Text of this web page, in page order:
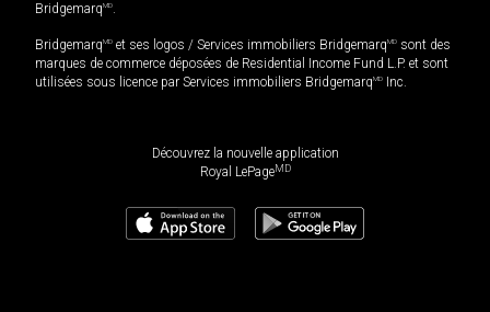
BridgemarqMD.
BridgemarqMD et ses logos / Services immobiliers BridgemarqMD sont des
marques de commerce déposées de Residential Income Fund L.P. et sont
utilisées sous licence par Services immobiliers BridgemarqMD Inc.
Découvrez la nouvelle application
Royal LePageMD